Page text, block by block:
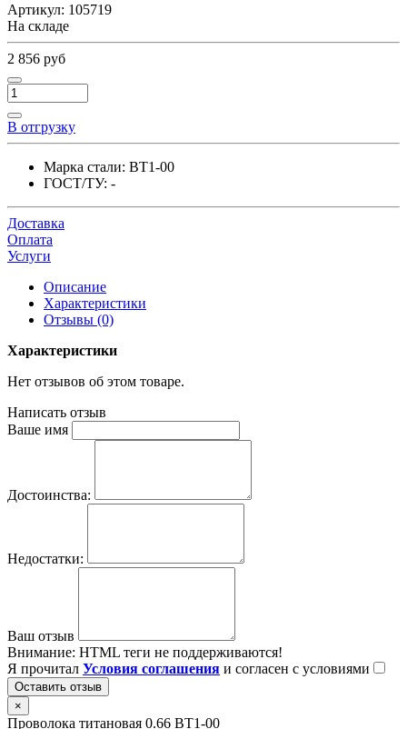
Артикул: 105719
На складе
2 856 руб
В отгрузку
Марка стали: ВТ1-00
ГОСТ/ТУ: -
Доставка
Оплата
Услуги
Описание
Характеристики
Отзывы (0)
Характеристики
Нет отзывов об этом товаре.
Написать отзыв
Ваше имя
Достоинства:
Недостатки:
Ваш отзыв
Внимание: HTML теги не поддерживаются!
Я прочитал Условия соглашения и согласен с условиями
Оставить отзыв
×
Проволока титановая 0.66 ВТ1-00